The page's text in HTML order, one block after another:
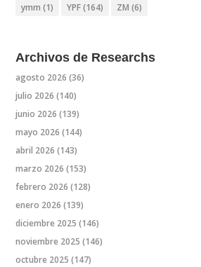
ymm (1) YPF(164) ZM (6)
Archivos de Researchs
agosto 2026 (36)
julio 2026 (140)
junio 2026 (139)
mayo 2026 (144)
abril 2026 (143)
marzo 2026 (153)
febrero 2026 (128)
enero 2026 (139)
diciembre 2025 (146)
noviembre 2025 (146)
octubre 2025 (147)